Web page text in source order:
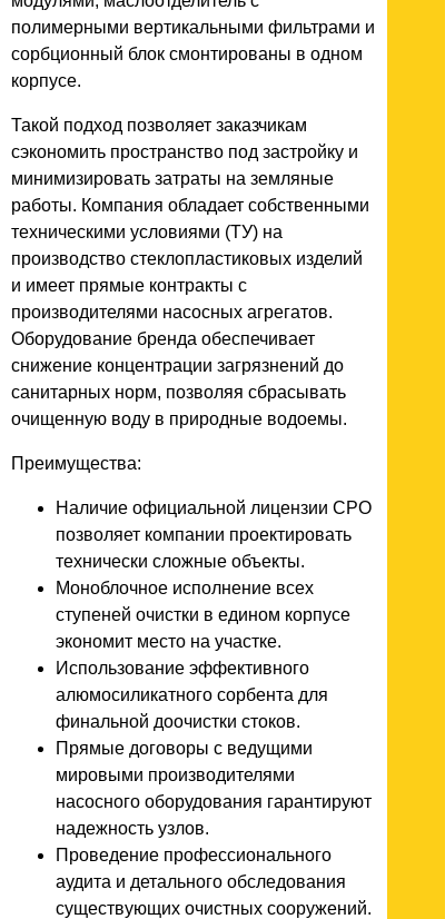
полимерными вертикальными фильтрами и
сорбционный блок смонтированы в одном
корпусе.
Такой подход позволяет заказчикам
сэкономить пространство под застройку и
минимизировать затраты на земляные
работы. Компания обладает собственными
техническими условиями (ТУ) на
производство стеклопластиковых изделий
и имеет прямые контракты с
производителями насосных агрегатов.
Оборудование бренда обеспечивает
снижение концентрации загрязнений до
санитарных норм, позволяя сбрасывать
очищенную воду в природные водоемы.
Преимущества:
Наличие официальной лицензии СРО
позволяет компании проектировать
технически сложные объекты.
Моноблочное исполнение всех
ступеней очистки в едином корпусе
экономит место на участке.
Использование эффективного
алюмосиликатного сорбента для
финальной доочистки стоков.
Прямые договоры с ведущими
мировыми производителями
насосного оборудования гарантируют
надежность узлов.
Проведение профессионального
аудита и детального обследования
существующих очистных сооружений.